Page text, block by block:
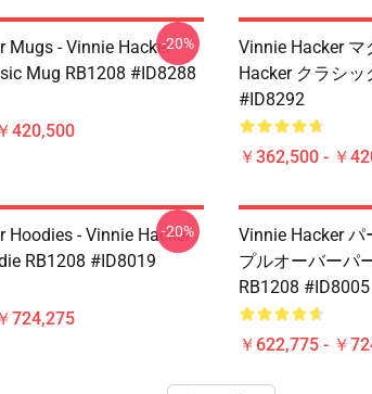
Mugs - Vinnie Hacker
Mug RB1208 #ID8288
420,500
-20%
Vinnie Hacker マ
Hacker クラシッ
#ID8292
￥362,500 - ￥
Hoodies - Vinnie Hacker
RB1208 #ID8019
724,275
-20%
Vinnie Hacker パ
プルオーバーパ
RB1208 #ID8005
￥622,775 - ￥